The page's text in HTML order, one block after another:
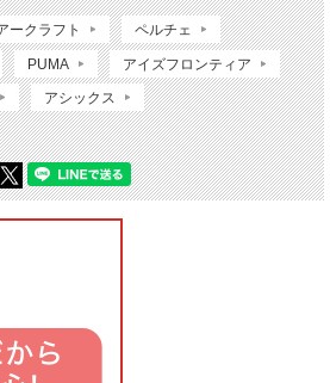
ークラフト ペルチェ
PUMA アイズフロンティア
アシックス